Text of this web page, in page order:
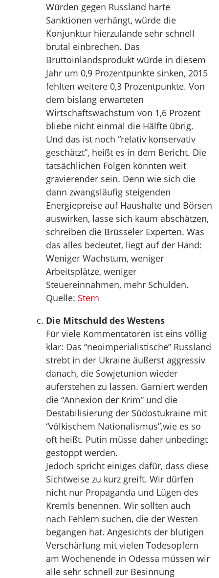
Würden gegen Russland harte
Sanktionen verhängt, würde die
Konjunktur hierzulande sehr schnell
brutal einbrechen. Das
Bruttoinlandsprodukt würde in diesem
Jahr um 0,9 Prozentpunkte sinken, 2015
fehlten weitere 0,3 Prozentpunkte. Von
dem bislang erwarteten
Wirtschaftswachstum von 1,6 Prozent
bliebe nicht einmal die Hälfte übrig.
Und das ist noch “relativ konservativ
geschätzt”, heißt es in dem Bericht. Die
tatsächlichen Folgen könnten weit
gravierender sein. Denn wie sich die
dann zwangsläufig steigenden
Energiepreise auf Haushalte und Börsen
auswirken, lasse sich kaum abschätzen,
schreiben die Brüsseler Experten. Was
das alles bedeutet, liegt auf der Hand:
Weniger Wachstum, weniger
Arbeitsplätze, weniger
Steuereinnahmen, mehr Schulden.
Quelle: Stern
Die Mitschuld des Westens
Für viele Kommentatoren ist eins völlig
klar: Das “neoimperialistische” Russland
strebt in der Ukraine äußerst aggressiv
danach, die Sowjetunion wieder
auferstehen zu lassen. Garniert werden
die “Annexion der Krim” und die
Destabilisierung der Südostukraine mit
“völkischem Nationalismus”,wie es so
oft heißt. Putin müsse daher unbedingt
gestoppt werden.
Jedoch spricht einiges dafür, dass diese
Sichtweise zu kurz greift. Wir dürfen
nicht nur Propaganda und Lügen des
Kremls benennen. Wir sollten auch
nach Fehlern suchen, die der Westen
begangen hat. Angesichts der blutigen
Verschärfung mit vielen Todesopfern
am Wochenende in Odessa müssen wir
alle sehr schnell zur Besinnung